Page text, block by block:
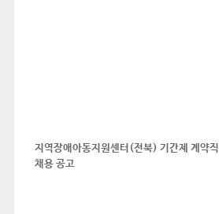
지역장애아동지원센터(전북) 기간제 계약직
채용 공고